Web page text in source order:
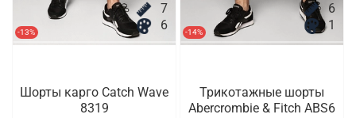
-13%
7
6
Шорты карго Catch Wave
8319
-14%
6
1
Трикотажные шорты
Abercrombie & Fitch ABS6